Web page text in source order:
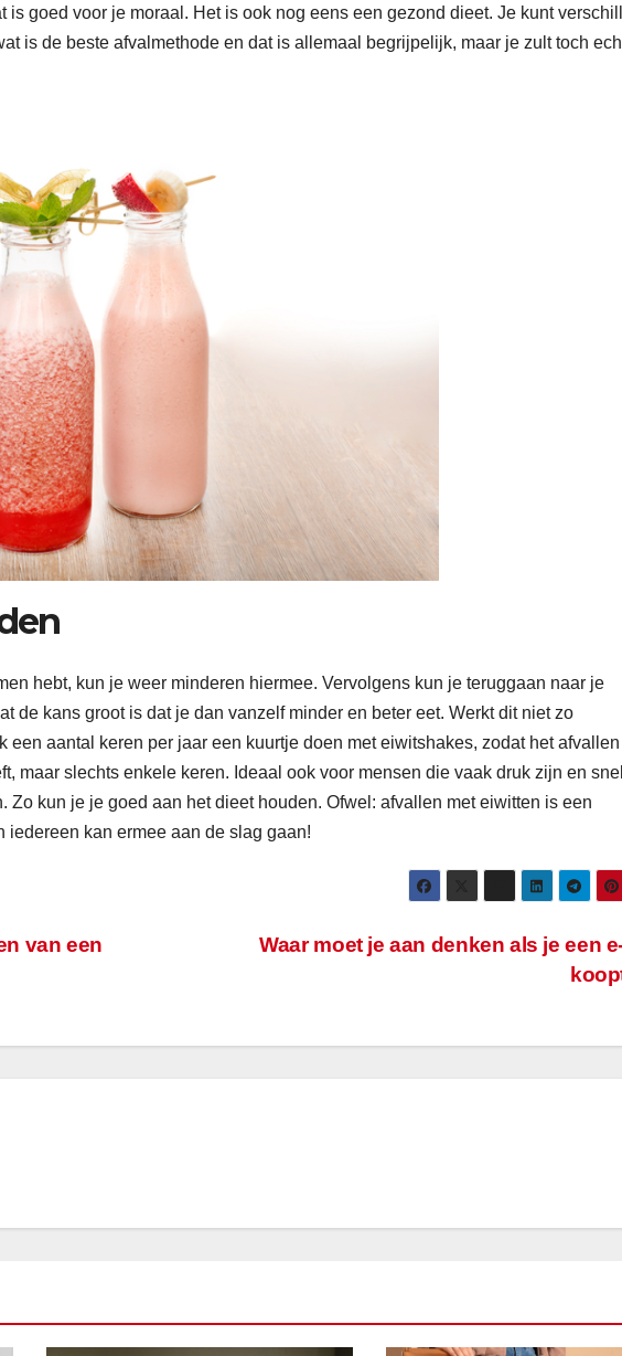
is goed voor je moraal. Het is ook nog eens een gezond dieet. Je kunt
is de beste afvalmethode en dat is allemaal begrijpelijk, maar je zult toch
hebt, kun je weer minderen hiermee. Vervolgens kun je teruggaan naar je
de kans groot is dat je dan vanzelf minder en beter eet. Werkt dit niet zo
een aantal keren per jaar een kuurtje doen met eiwitshakes, zodat het
maar slechts enkele keren. Ideaal ook voor mensen die vaak druk zijn en
Zo kun je je goed aan het dieet houden. Ofwel: afvallen met eiwitten is een
iedereen kan ermee aan de slag gaan!
Waar moet je aan denken als je een
van een